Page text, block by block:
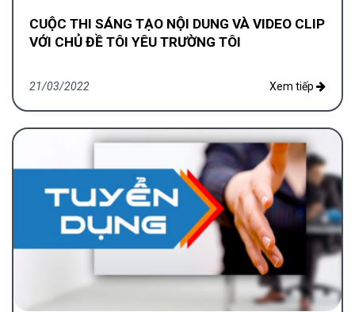
CUỘC THI SÁNG TẠO NỘI DUNG VÀ VIDEO CLIP
VỚI CHỦ ĐỀ TÔI YÊU TRƯỜNG TÔI
21/03/2022 Xem tiếp